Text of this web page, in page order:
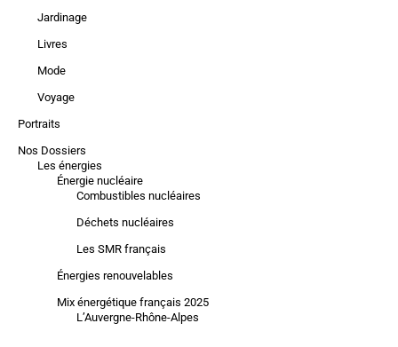
Jardinage
Livres
Mode
Voyage
Portraits
Nos Dossiers
Les énergies
Énergie nucléaire
Combustibles nucléaires
Déchets nucléaires
Les SMR français
Énergies renouvelables
Mix énergétique français 2025
L’Auvergne-Rhône-Alpes